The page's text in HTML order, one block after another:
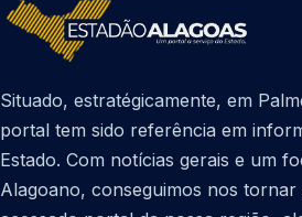
Situado, estratégicamente, em
portal tem sido referência em
Estado. Com notícias gerais e um
Alagoano, conseguimos nos tornar